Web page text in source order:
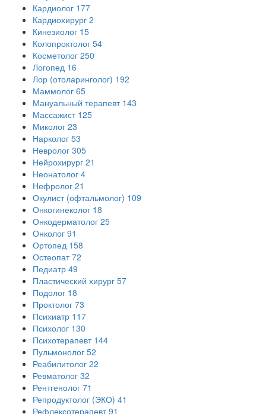
Кардиолог 177
Кардиохирург 2
Кинезиолог 15
Колопроктолог 54
Косметолог 250
Логопед 16
Лор (отоларинголог) 192
Маммолог 65
Мануальный терапевт 143
Массажист 125
Миколог 23
Нарколог 53
Невролог 305
Нейрохирург 21
Неонатолог 4
Нефролог 21
Окулист (офтальмолог) 109
Онкогинеколог 18
Онкодерматолог 25
Онколог 91
Ортопед 158
Остеопат 72
Педиатр 49
Пластический хирург 57
Подолог 18
Проктолог 73
Психиатр 117
Психолог 130
Психотерапевт 144
Пульмонолог 52
Реабилитолог 22
Ревматолог 32
Рентгенолог 71
Репродуктолог (ЭКО) 41
Рефлексотерапевт 91